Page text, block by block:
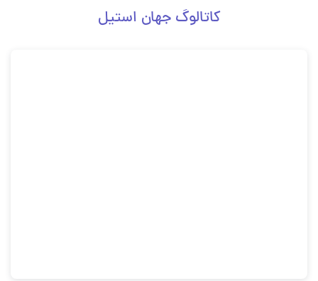
کاتالوگ جهان استیل